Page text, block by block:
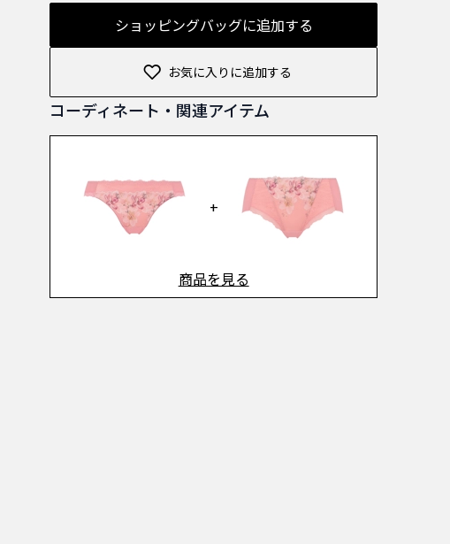
ショッピングバッグに追加する
お気に入りに追加する
コーディネート・関連アイテム
+
商品を見る